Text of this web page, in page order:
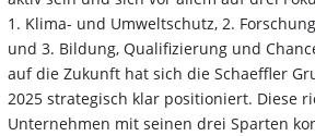
1. Klima- und Umweltschutz, 2.
und 3. Bildung, Qualifizierung und
auf die Zukunft hat sich die Schaeffler
2025 strategisch klar positioniert. Diese
Unternehmen mit seinen drei Sparten